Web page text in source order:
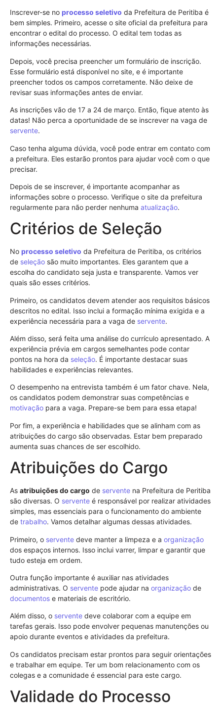
Inscrever-se no processo seletivo da Prefeitura de Peritiba é
bem simples. Primeiro, acesse o site oficial da prefeitura para
encontrar o edital do processo. O edital tem todas as
informações necessárias.
Depois, você precisa preencher um formulário de inscrição.
Esse formulário está disponível no site, e é importante
preencher todos os campos corretamente. Não deixe de
revisar suas informações antes de enviar.
As inscrições vão de 17 a 24 de março. Então, fique atento às
datas! Não perca a oportunidade de se inscrever na vaga de
servente.
Caso tenha alguma dúvida, você pode entrar em contato com
a prefeitura. Eles estarão prontos para ajudar você com o que
precisar.
Depois de se inscrever, é importante acompanhar as
informações sobre o processo. Verifique o site da prefeitura
regularmente para não perder nenhuma atualização.
Critérios de Seleção
No processo seletivo da Prefeitura de Peritiba, os critérios
de seleção são muito importantes. Eles garantem que a
escolha do candidato seja justa e transparente. Vamos ver
quais são esses critérios.
Primeiro, os candidatos devem atender aos requisitos básicos
descritos no edital. Isso inclui a formação mínima exigida e a
experiência necessária para a vaga de servente.
Além disso, será feita uma análise do currículo apresentado. A
experiência prévia em cargos semelhantes pode contar
pontos na hora da seleção. É importante destacar suas
habilidades e experiências relevantes.
O desempenho na entrevista também é um fator chave. Nela,
os candidatos podem demonstrar suas competências e
motivação para a vaga. Prepare-se bem para essa etapa!
Por fim, a experiência e habilidades que se alinham com as
atribuições do cargo são observadas. Estar bem preparado
aumenta suas chances de ser escolhido.
Atribuições do Cargo
As atribuições do cargo de servente na Prefeitura de Peritiba
são diversas. O servente é responsável por realizar atividades
simples, mas essenciais para o funcionamento do ambiente
de trabalho. Vamos detalhar algumas dessas atividades.
Primeiro, o servente deve manter a limpeza e a organização
dos espaços internos. Isso inclui varrer, limpar e garantir que
tudo esteja em ordem.
Outra função importante é auxiliar nas atividades
administrativas. O servente pode ajudar na organização de
documentos e materiais de escritório.
Além disso, o servente deve colaborar com a equipe em
tarefas gerais. Isso pode envolver pequenas manutenções ou
apoio durante eventos e atividades da prefeitura.
Os candidatos precisam estar prontos para seguir orientações
e trabalhar em equipe. Ter um bom relacionamento com os
colegas e a comunidade é essencial para este cargo.
Validade do Processo